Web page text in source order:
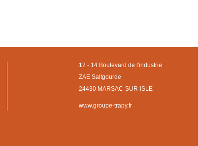
12 - 14 Boulevard de l'industrie
ZAE Saltgourde
24430 MARSAC-SUR-ISLE
www.groupe-trapy.fr